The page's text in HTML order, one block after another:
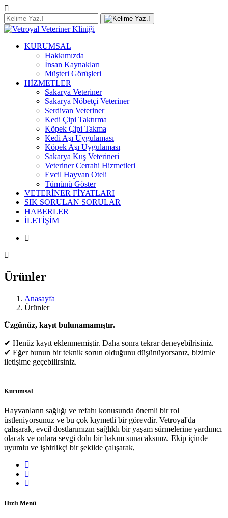
KURUMSAL
Hakkımızda
İnsan Kaynakları
Müşteri Görüşleri
HİZMETLER
Sakarya Veteriner
Sakarya Nöbetçi Veteriner
Serdivan Veteriner
Kedi Çipi Taktırma
Köpek Çipi Takma
Kedi Aşı Uygulaması
Köpek Aşı Uygulaması
Sakarya Kuş Veterineri
Veteriner Cerrahi Hizmetleri
Evcil Hayvan Oteli
Tümünü Göster
VETERİNER FİYATLARI
SIK SORULAN SORULAR
HABERLER
İLETİŞİM
Ürünler
Anasayfa
Ürünler
Üzgünüz, kayıt bulunamamıştır.
✔ Henüz kayıt eklenmemiştir. Daha sonra tekrar deneyebilrisiniz.
✔ Eğer bunun bir teknik sorun olduğunu düşünüyorsanız, bizimle
iletişime geçebilirsiniz.
Kurumsal
Hayvanların sağlığı ve refahı konusunda önemli bir rol
üstleniyorsunuz ve bu çok kıymetli bir görevdir. Vetroyal'da
çalışarak, evcil dostlarımızın sağlıklı bir yaşam sürmelerine yardımcı
olacak ve onlara sevgi dolu bir bakım sunacaksınız. Ekip içinde
uyumlu ve işbirlikçi bir şekilde çalışarak,
Hızlı Menü